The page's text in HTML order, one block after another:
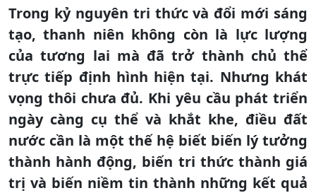
Trong kỷ nguyên tri thức và đổi mới sáng
tạo, thanh niên không còn là lực lượng
của tương lai mà đã trở thành chủ thể
trực tiếp định hình hiện tại. Nhưng khát
vọng thôi chưa đủ. Khi yêu cầu phát triển
ngày càng cụ thể và khắt khe, điều đất
nước cần là một thế hệ biết biến lý tưởng
thành hành động, biến tri thức thành giá
trị và biến niềm tin thành những kết quả